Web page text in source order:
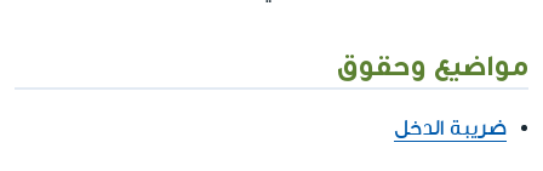
مواضيع وحقوق
ضريبة الدخل